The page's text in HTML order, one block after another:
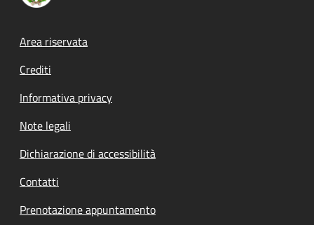
Footer menu
Area riservata
Crediti
Informativa privacy
Note legali
Dichiarazione di accessibilità
Contatti
Prenotazione appuntamento